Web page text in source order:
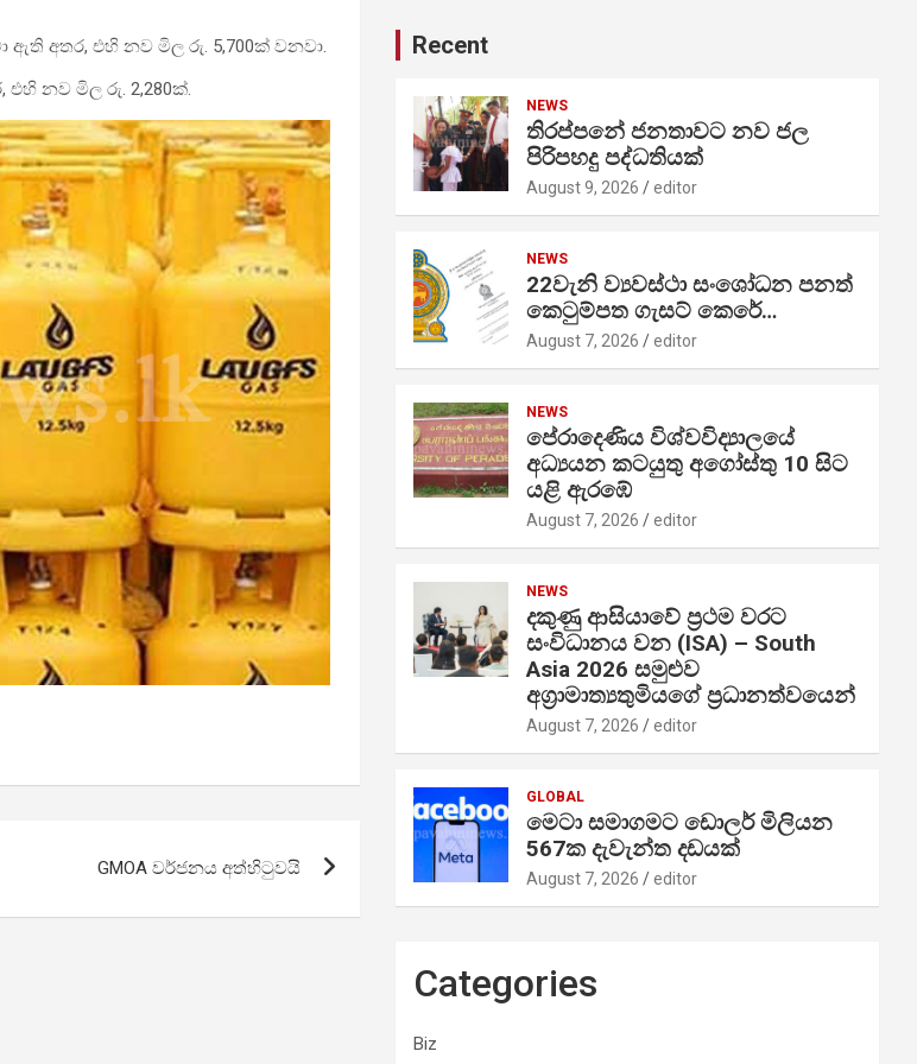
ඇති අතර, එහි නව මිල රු. 5,700ක් වනවා.
නව මිල රු. 2,280ක්.
GMOA වර්ජනය අත්හිටුවයි
Recent
NEWS
තිරප්පනේ ජනතාවට නව ජල
පිරිපහදු පද්ධතියක්
August 9, 2026 editor
NEWS
22වැනි ව්‍යවස්ථා සංශෝධන පනත්
කෙටුම්පත ගැසට් කෙරේ…
August 7, 2026 editor
NEWS
පේරාදෙණිය විශ්වවිද්‍යාලයේ
අධ්‍යයන කටයුතු අගෝස්තු 10 සිට
යළි ඇරඹේ
August 7, 2026 editor
NEWS
දකුණු ආසියාවේ ප්‍රථම වරට
සංවිධානය වන (ISA) – South
Asia 2026 සමුළුව
අග්‍රාමාත්‍යතුමියගේ ප්‍රධානත්වයෙන්
August 7, 2026 editor
GLOBAL
මෙටා සමාගමට ඩොලර් මිලියන
567ක දැවැන්ත දඩයක්
August 7, 2026 editor
Categories
Biz